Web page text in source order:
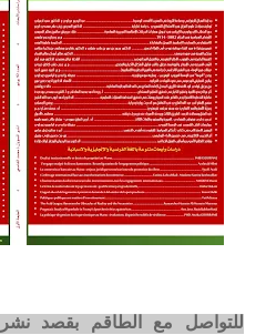
للتواصل مع الطاقم بقصد نشر